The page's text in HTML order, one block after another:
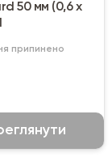
50 мм (0,6 х
припинено